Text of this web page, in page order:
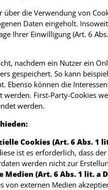
die Verwendung von
Daten eingeholt.
Ihrer Einwilligung (Art. 6
nachdem ein Nutzer ein
gespeichert. So kann
Ebenso können die
First-Party-Cookies
werden.
Cookies (Art. 6 Abs. 1
ist es erforderlich, dass
werden nicht zur
(Art. 6 Abs. 1 lit. a
von externen Medien